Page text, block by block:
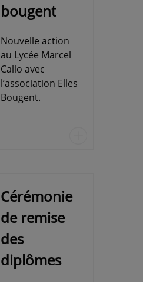
bougent
Nouvelle action
au Lycée Marcel
Callo avec
l’association Elles
Bougent.
Cérémonie
de remise
des
diplômes